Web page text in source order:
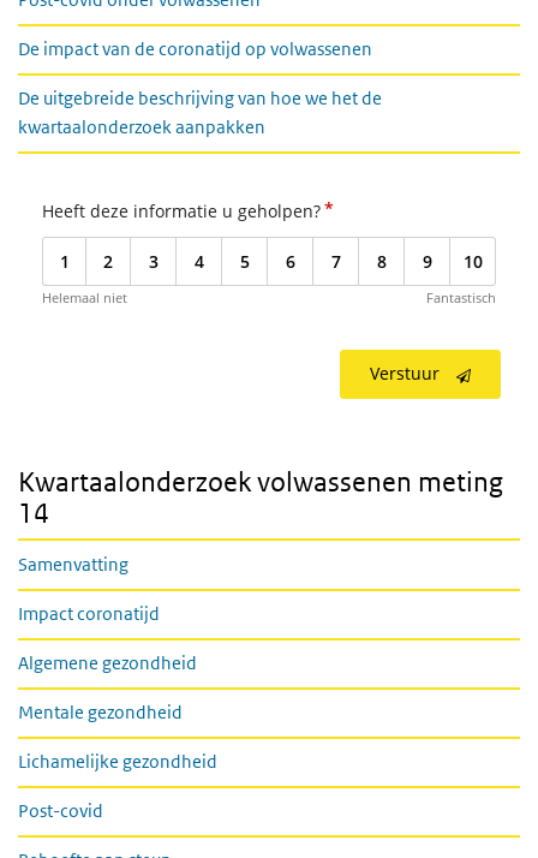
De impact van de coronatijd op volwassenen
De uitgebreide beschrijving van hoe we het de
kwartaalonderzoek aanpakken
Heeft deze informatie u geholpen?*
1 2 3 4 5 6 7 8 9 10
Helemaal niet Fantastisch
Verstuur
Kwartaalonderzoek volwassenen meting
14
Samenvatting
Impact coronatijd
Algemene gezondheid
Mentale gezondheid
Lichamelijke gezondheid
Post-covid